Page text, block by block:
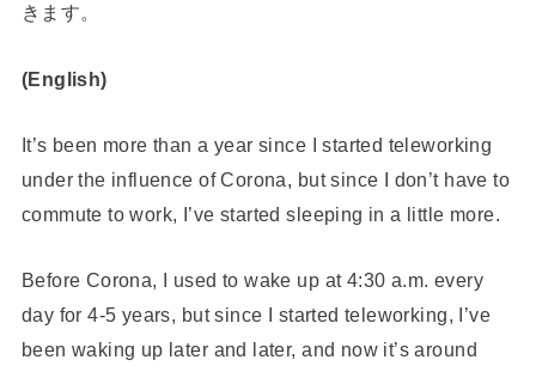
きます。
(English)
It’s been more than a year since I started teleworking
under the influence of Corona, but since I don’t have to
commute to work, I’ve started sleeping in a little more.
Before Corona, I used to wake up at 4:30 a.m. every
day for 4-5 years, but since I started teleworking, I’ve
been waking up later and later, and now it’s around